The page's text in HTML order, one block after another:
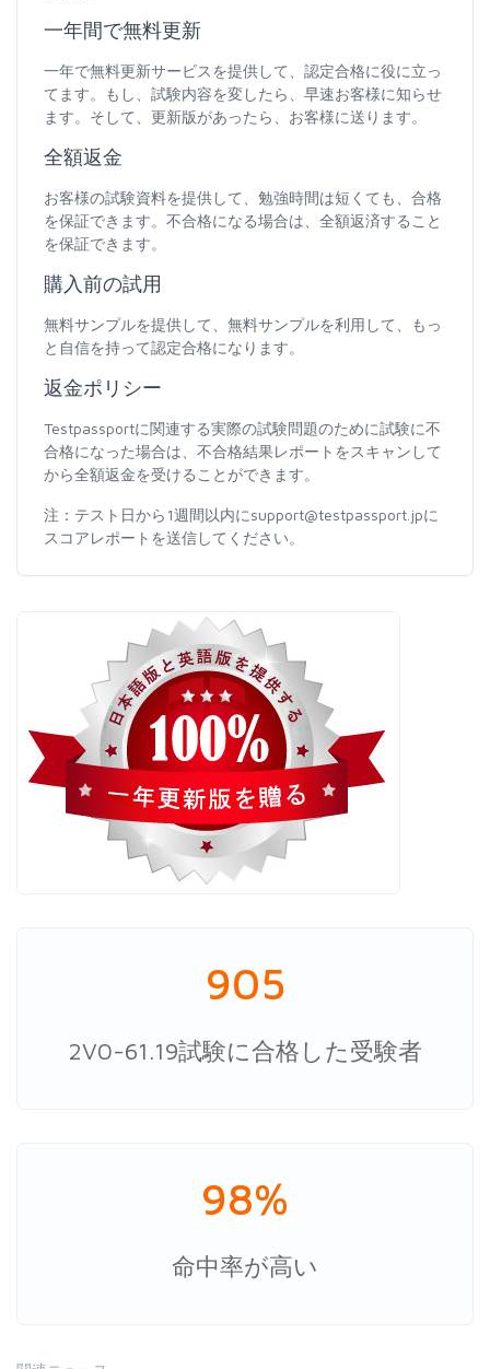
一年間で無料更新
一年で無料更新サービスを提供して、認定合格に役に立っ
てます。もし、試験内容を変したら、早速お客様に知らせ
ます。そして、更新版があったら、お客様に送ります。
全額返金
お客様の試験資料を提供して、勉強時間は短くても、合格
を保証できます。不合格になる場合は、全額返済すること
を保証できます。
購入前の試用
無料サンプルを提供して、無料サンプルを利用して、もっ
と自信を持って認定合格になります。
返金ポリシー
Testpassportに関連する実際の試験問題のために試験に不
合格になった場合は、不合格結果レポートをスキャンして
から全額返金を受けることができます。
注：テスト日から1週間以内にsupport@testpassport.jpに
スコアレポートを送信してください。
905
2V0-61.19試験に合格した受験者
98%
命中率が高い